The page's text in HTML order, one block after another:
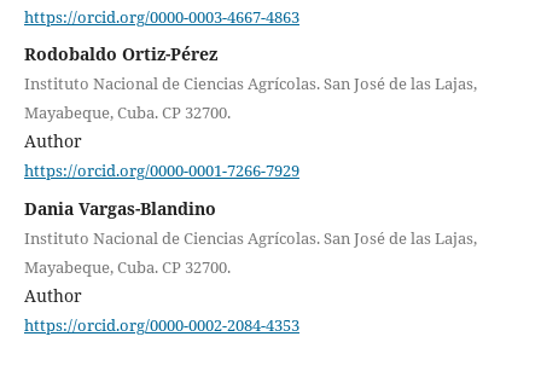
https://orcid.org/0000-0003-4667-4863
Rodobaldo Ortiz-Pérez
Instituto Nacional de Ciencias Agrícolas. San José de las Lajas,
Mayabeque, Cuba. CP 32700.
Author
https://orcid.org/0000-0001-7266-7929
Dania Vargas-Blandino
Instituto Nacional de Ciencias Agrícolas. San José de las Lajas,
Mayabeque, Cuba. CP 32700.
Author
https://orcid.org/0000-0002-2084-4353